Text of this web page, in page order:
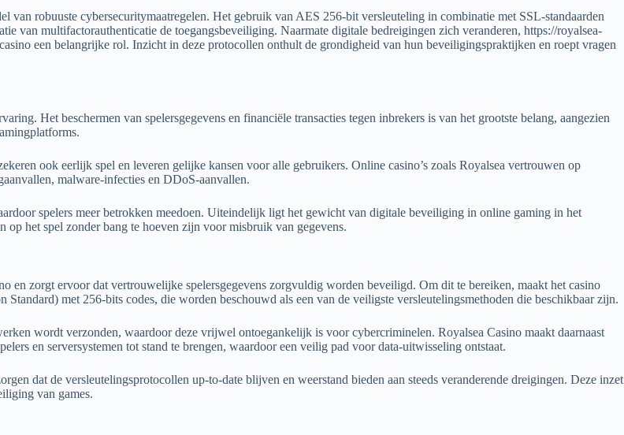
robuuste cybersecuritymaatregelen. Het gebruik van AES 256-bit versleuteling in combinatie met SSL-standaarden
van multifactorauthenticatie de toegangsbeveiliging. Naarmate digitale bedreigingen zich veranderen, https://royalsea-
een belangrijke rol. Inzicht in deze protocollen onthult de grondigheid van hun beveiligingspraktijken en roept vragen
Het beschermen van spelersgegevens en financiële transacties tegen inbrekers is van het grootste belang, aangezien
ook eerlijk spel en leveren gelijke kansen voor alle gebruikers. Online casino’s zoals Royalsea vertrouwen op
malware-infecties en DDoS-aanvallen.
spelers meer betrokken meedoen. Uiteindelijk ligt het gewicht van digitale beveiliging in online gaming in het
op het spel zonder bang te hoeven zijn voor misbruik van gegevens.
en zorgt ervoor dat vertrouwelijke spelersgegevens zorgvuldig worden beveiligd. Om dit te bereiken, maakt het casino
met 256-bits codes, die worden beschouwd als een van de veiligste versleutelingsmethoden die beschikbaar zijn.
wordt verzonden, waardoor deze vrijwel ontoegankelijk is voor cybercriminelen. Royalsea Casino maakt daarnaast
en serversystemen tot stand te brengen, waardoor een veilig pad voor data-uitwisseling ontstaat.
dat de versleutelingsprotocollen up-to-date blijven en weerstand bieden aan steeds veranderende dreigingen. Deze inzet
van games.